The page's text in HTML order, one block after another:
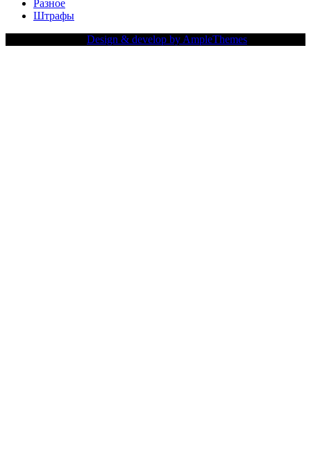
Разное
Штрафы
Design & develop by AmpleThemes